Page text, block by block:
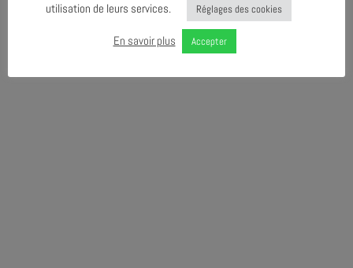
utilisation de leurs services.
Réglages des cookies
En savoir plus Accepter